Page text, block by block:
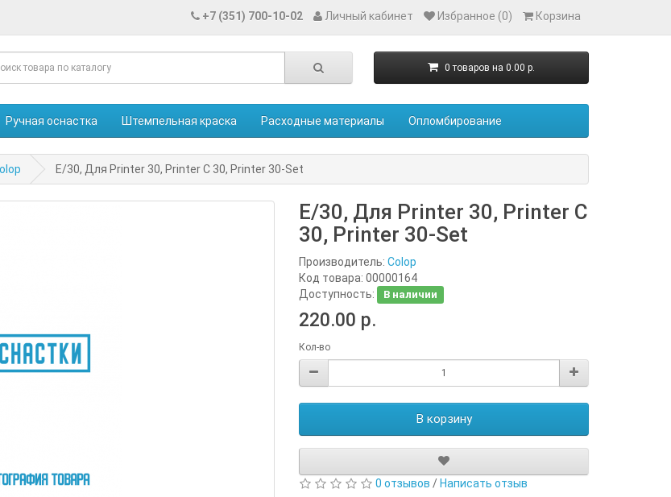
+7 (351) 700-10-02 Личный кабинет Избранное (0) Корзина
0 товаров на 0.00 р.
Ручная оснастка Штемпельная краска Расходные материалы Опломбирование
E/30, Для Printer 30, Printer С 30, Printer 30-Set
E/30, Для Printer 30, Printer С
30, Printer 30-Set
Производитель: Colop
Код товара: 00000164
Доступность:
В наличии
220.00 р.
Кол-во
В корзину
0 отзывов / Написать отзыв